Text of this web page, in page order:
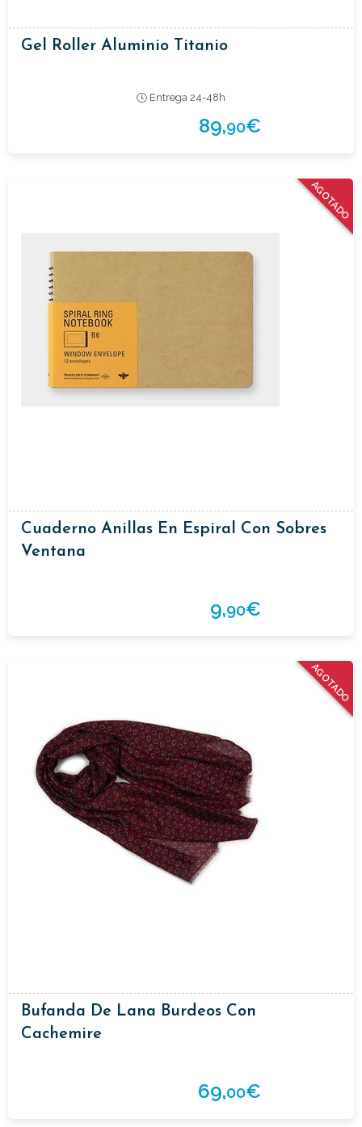
Gel Roller Aluminio Titanio
Entrega 24-48h
89,90€
AGOTADO
Cuaderno Anillas En Espiral Con Sobres
Ventana
9,90€
AGOTADO
Bufanda De Lana Burdeos Con
Cachemire
69,00€